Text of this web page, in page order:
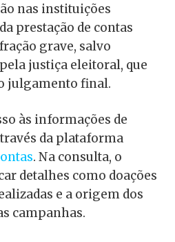
nas instituições
prestação de contas
grave, salvo
justiça eleitoral, que
julgamento final.
às informações de
da plataforma
. Na consulta, o
detalhes como doações
e a origem dos
campanhas.